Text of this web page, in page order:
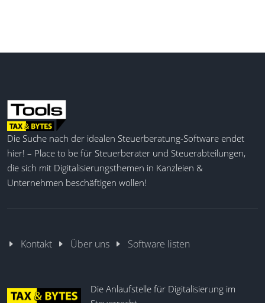
Die Suche nach der idealen Steuerberatung-Software endet
hier! – Place to be für Steuerberater und Steuerabteilungen,
die sich mit Digitalisierungsthemen in Kanzleien &
Unternehmen beschäftigen wollen!
Kontakt Über uns Software listen
Die Anlaufstelle für Digitalisierung im